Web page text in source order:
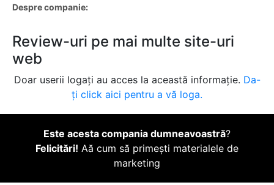
Despre companie:
Review-uri pe mai multe site-uri
web
Doar userii logați au acces la această informație. Da-
ți click aici pentru a vă loga.
Este acesta compania dumneavoastră?
Felicitări! Aă cum să primești materialele de
marketing